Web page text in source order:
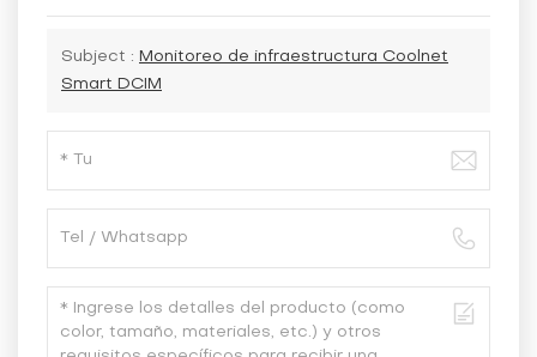
Subject : Monitoreo de infraestructura Coolnet
Smart DCIM